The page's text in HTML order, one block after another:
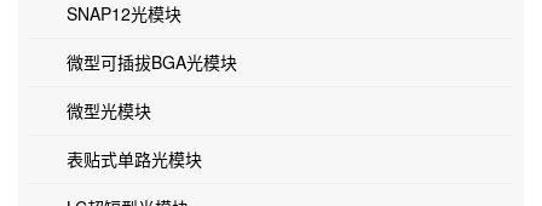
SNAP12光模块
微型可插拔BGA光模块
微型光模块
表贴式单路光模块